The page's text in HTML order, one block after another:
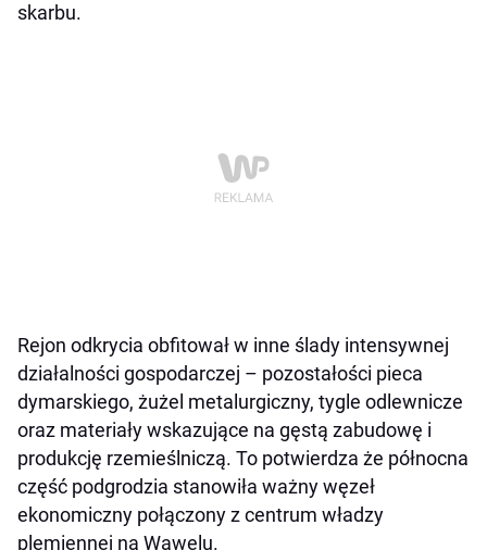
skarbu.
Rejon odkrycia obfitował w inne ślady intensywnej
działalności gospodarczej – pozostałości pieca
dymarskiego, żużel metalurgiczny, tygle odlewnicze
oraz materiały wskazujące na gęstą zabudowę i
produkcję rzemieślniczą. To potwierdza że północna
część podgrodzia stanowiła ważny węzeł
ekonomiczny połączony z centrum władzy
plemiennej na Wawelu.